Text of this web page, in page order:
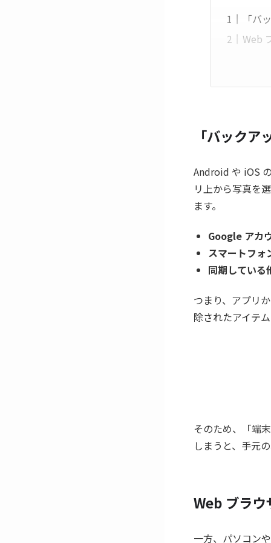
「バ
Web
「バック
Android や iOS
リ上から写真を
ます。
Google アカ
スマートフォ
同期している
つまり、アプリ
除されたアイテ
そのため、「端
しまうと、手元
Web ブラウ
一方、パソコン